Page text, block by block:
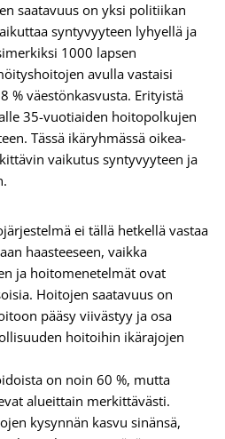
saatavuus on yksi politiikan
syntyvyyteen lyhyellä ja
1000 lapsen
avulla vastaisi
% väestönkasvusta. Erityistä
35-vuotiaiden hoitopolkujen
Tässä ikäryhmässä oikea-
vaikutus syntyvyyteen ja
ei tällä hetkellä vastaa
haasteeseen, vaikka
ja hoitomenetelmät ovat
Hoitojen saatavuus on
pääsy viivästyy ja osa
hoitoihin ikärajojen
on noin 60 %, mutta
alueittain merkittävästi.
kysynnän kasvu sinänsä,